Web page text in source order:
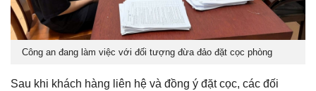
Công an đang làm việc với đối tượng đừa đảo đặt cọc phòng
Sau khi khách hàng liên hệ và đồng ý đặt cọc, các đối